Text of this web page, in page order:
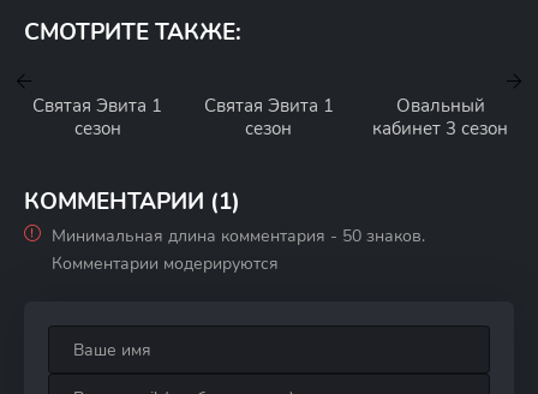
СМОТРИТЕ ТАКЖЕ:
Святая Эвита 1
сезон
Святая Эвита 1
сезон
Овальный
кабинет 3 сезон
КОММЕНТАРИИ (1)
Минимальная длина комментария - 50 знаков.
Комментарии модерируются